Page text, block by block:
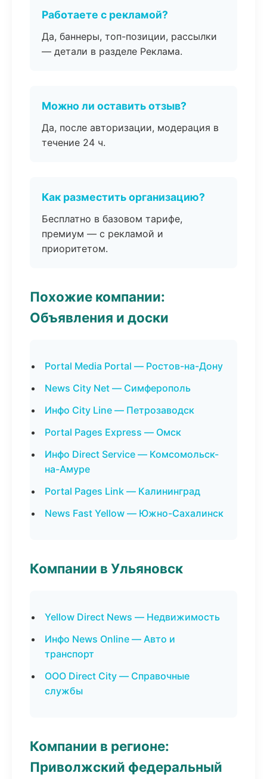
Работаете с рекламой?
Да, баннеры, топ-позиции, рассылки
— детали в разделе Реклама.
Можно ли оставить отзыв?
Да, после авторизации, модерация в
течение 24 ч.
Как разместить организацию?
Бесплатно в базовом тарифе,
премиум — с рекламой и
приоритетом.
Похожие компании:
Объявления и доски
Portal Media Portal — Ростов-на-Дону
News City Net — Симферополь
Инфо City Line — Петрозаводск
Portal Pages Express — Омск
Инфо Direct Service — Комсомольск-
на-Амуре
Portal Pages Link — Калининград
News Fast Yellow — Южно-Сахалинск
Компании в Ульяновск
Yellow Direct News — Недвижимость
Инфо News Online — Авто и
транспорт
ООО Direct City — Справочные
службы
Компании в регионе:
Приволжский федеральный